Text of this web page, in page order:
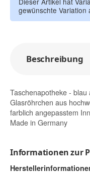
gewünschte Variation
Beschreibung
Taschenapotheke -
Glasröhrchen aus
farblich angepasstem
Made in Germany
Informationen zur